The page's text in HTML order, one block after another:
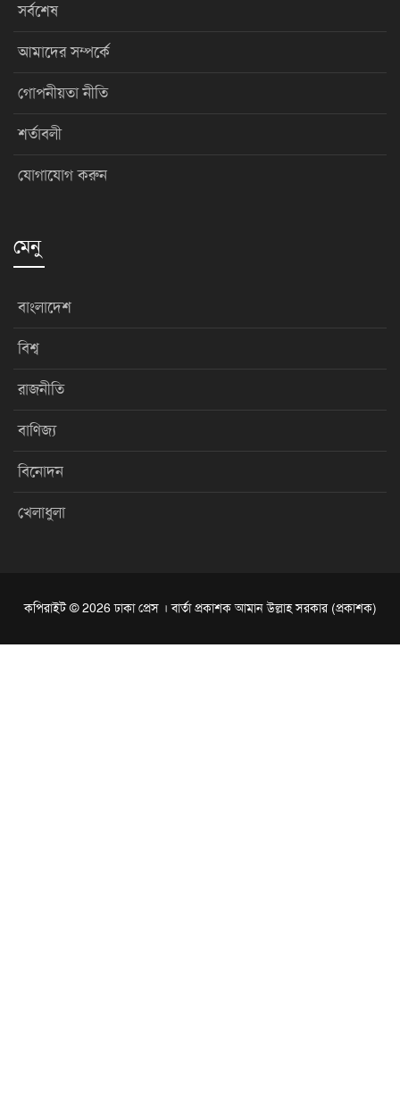
সর্বশেষ
আমাদের সম্পর্কে
গোপনীয়তা নীতি
শর্তাবলী
যোগাযোগ করুন
মেনু
বাংলাদেশ
বিশ্ব
রাজনীতি
বাণিজ্য
বিনোদন
খেলাধুলা
কপিরাইট © 2026 ঢাকা প্রেস । বার্তা প্রকাশক আমান উল্লাহ সরকার (প্রকাশক)